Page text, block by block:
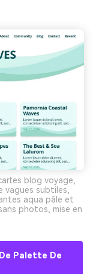
blog voyage,
vagues subtiles,
aqua pâle et
photos, mise en
Palette De